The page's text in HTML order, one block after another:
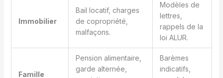
Immobilier
Bail locatif, charges
de copropriété,
malfaçons.
Modèles de
lettres,
rappels de la
loi ALUR.
Famille
Pension alimentaire,
garde alternée,
Barèmes
indicatifs,